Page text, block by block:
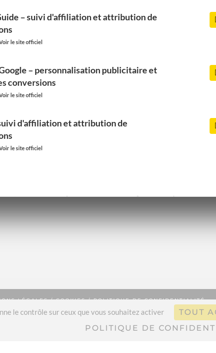
EMAIL
Paris
LÉGALES/COOKIES/POLITIQUE DE CONFIDENTIALITÉ
English (Anglais)
– suivi d'affiliation et attribution de
le site officiel
– personnalisation publicitaire et
conversions
le site officiel
d'affiliation et attribution de
le site officiel
le contrôle sur ceux que vous souhaitez activer TOUT
POLITIQUE DE